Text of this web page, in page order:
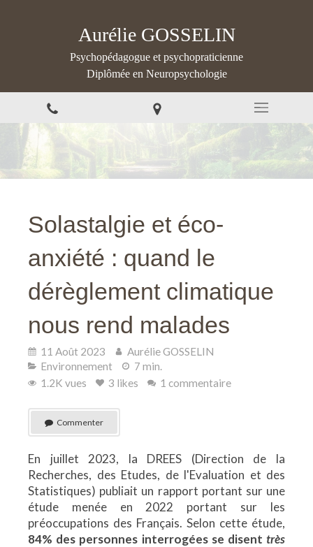
Aurélie GOSSELIN
Psychopédagogue et psychopraticienne
Diplômée en Neuropsychologie
Solastalgie et éco-
anxiété : quand le
dérèglement climatique
nous rend malades
11 Août 2023
Aurélie GOSSELIN
Environnement
7 min.
1.2K vues
3 likes 1 commentaire
Commenter
En juillet 2023, la DREES (Direction de la
Recherches, des Etudes, de l'Evaluation et des
Statistiques) publiait un rapport portant sur une
étude menée en 2022 portant sur les
préoccupations des Français. Selon cette étude,
84% des personnes interrogées se disent très